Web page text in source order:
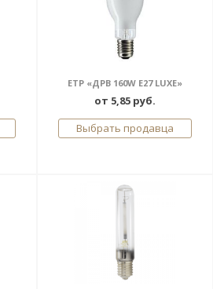
ETP «ДРВ 160W E27 LUXE»
от 5,85 руб.
Выбрать продавца